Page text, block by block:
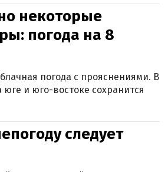
некоторые
погода на 8
погода с прояснениями. В
и юго-востоке сохранится
следует